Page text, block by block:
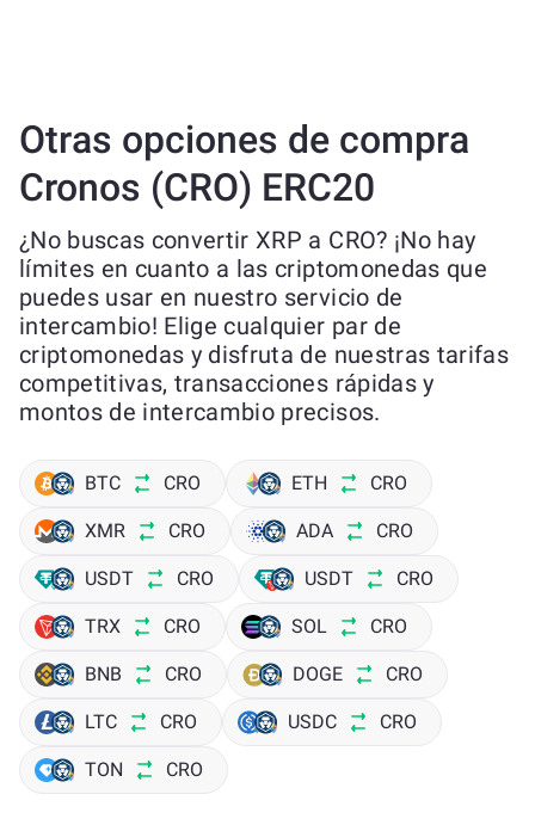
Otras opciones de compra
Cronos (CRO) ERC20
¿No buscas convertir XRP a CRO? ¡No hay
límites en cuanto a las criptomonedas que
puedes usar en nuestro servicio de
intercambio! Elige cualquier par de
criptomonedas y disfruta de nuestras tarifas
competitivas, transacciones rápidas y
montos de intercambio precisos.
BTC CRO ETH CRO
XMR CRO ADA CRO
USDT CRO USDT CRO
TRX CRO SOL CRO
BNB CRO DOGE CRO
LTC CRO USDC CRO
TON CRO